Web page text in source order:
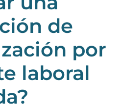
de
por
laboral